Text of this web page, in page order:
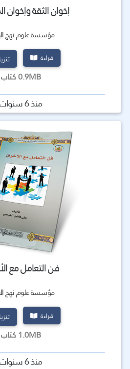
إخوان الثقة وإخوان
مؤسسة علوم نهج
قراءة
0.9MB كتاب
منذ 6 سنوات
فن التعامل مع
مؤسسة علوم نهج
قراءة
1.0MB كتاب
منذ 6 سنوات